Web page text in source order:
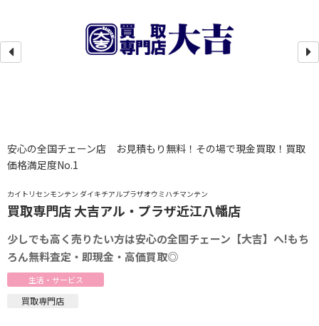
カイトリセンモンテン ダイキチアルプラザオウミハチマンテン
買取専門店 大吉アル・プラザ近江八幡店
少しでも高く売りたい方は安心の全国チェーン【大吉】へ!もち
ろん無料査定・即現金・高価買取◎
生活・サービス
買取専門店
安心の全国チェーン店 お見積もり無料！その場で現金買取！買取
価格満足度No.1